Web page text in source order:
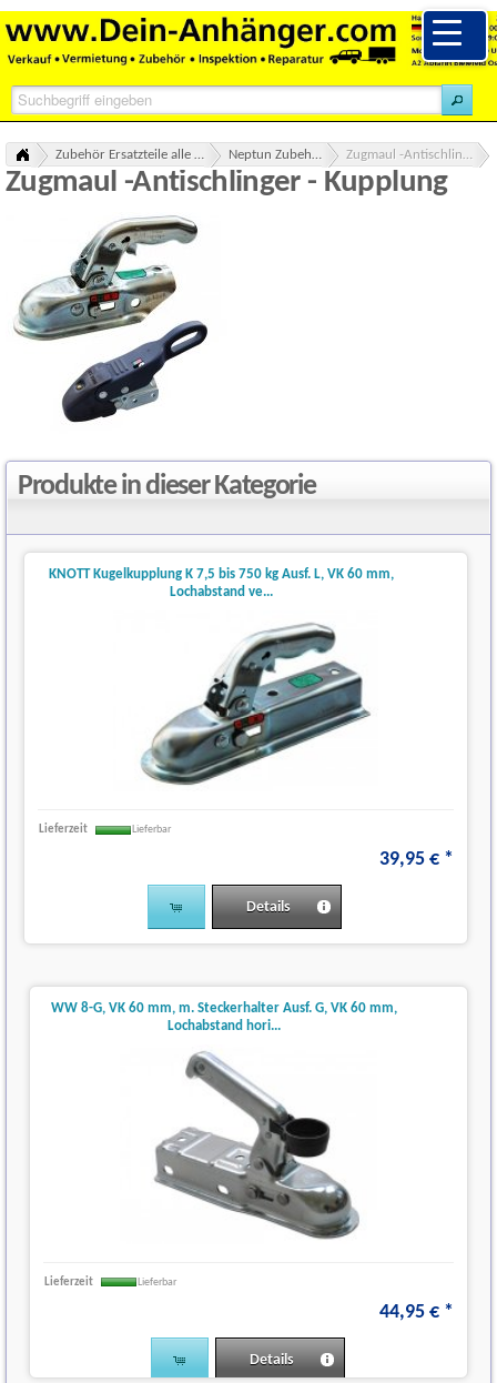
Zugmaul -Antischlinger - Kupplung
Produkte in dieser Kategorie
KNOTT Kugelkupplung K 7,5 bis 750 kg Ausf. L, VK 60 mm,
Lochabstand ve...
Lieferzeit Lieferbar
39,95 € *
Details
WW 8-G, VK 60 mm, m. Steckerhalter Ausf. G, VK 60 mm,
Lochabstand hori...
Lieferzeit Lieferbar
44,95 € *
Details